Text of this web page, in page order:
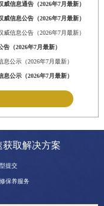
信息通告（2026年7月最新）
信息公告（2026年7月最新）
信息公告（2026年7月最新）
（2026年7月最新）
公示（2026年7月最新）
公示（2026年7月最新）
取解决方案
提交
保养服务